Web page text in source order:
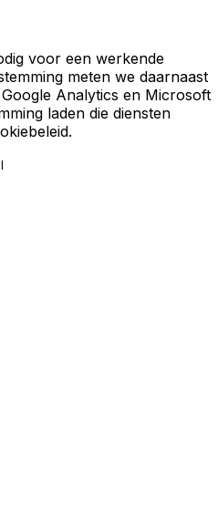
voor een werkende
meten we daarnaast
Analytics en Microsoft
laden die diensten
.